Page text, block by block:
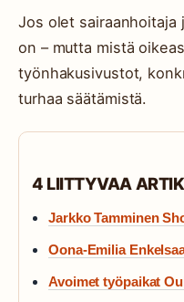
Jos olet
on – mutta mistä
työnhakusivustot,
turhaa säätämistä.
4 LIITTYVAA
Jarkko Tamminen
Oona-Emilia
Avoimet työpaikat